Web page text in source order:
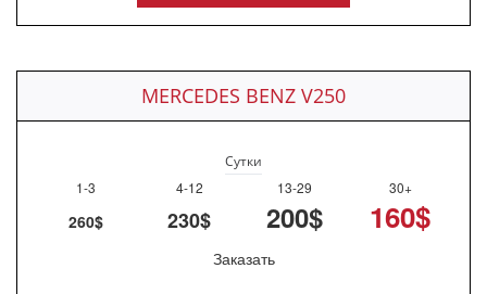
MERCEDES BENZ V250
Сутки
1-3
4-12 13-29 30+
260$ 230$ 200$ 160$
Заказать